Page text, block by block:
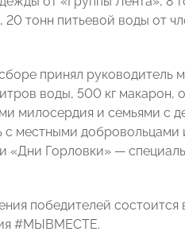
тонн питьевой воды от
принял
воды, 500 кг
милосердия и семьями с
с местными
«Дни Горловки» —
победителей
#МЫВМЕСТЕ.